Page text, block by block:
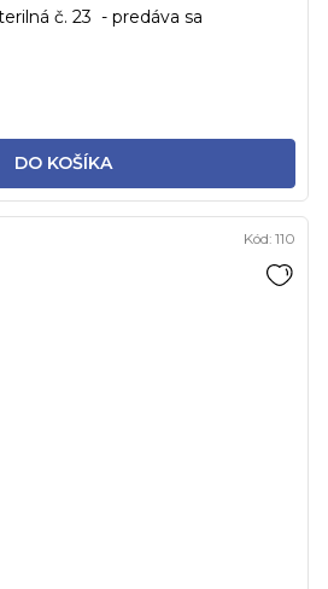
DO KOŠÍKA
č. 23 - predáva sa
Kód: 110